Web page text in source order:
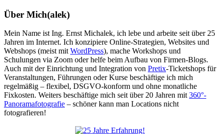
Über Mich(alek)
Mein Name ist Ing. Ernst Michalek, ich lebe und arbeite seit über 25
Jahren im Internet. Ich konzipiere Online-Strategien, Websites und
Webshops (meist mit WordPress), mache Workshops und
Schulungen via Zoom oder helfe beim Aufbau von Firmen-Blogs.
Auch mit der Einrichtung und Integration von Pretix-Ticketshops für
Veranstaltungen, Führungen oder Kurse beschäftige ich mich
regelmäßig – flexibel, DSGVO-konform und ohne monatliche
Fixkosten. Weiters beschäftige mich seit über 20 Jahren mit 360°-
Panoramafotografie – schöner kann man Locations nicht
fotografieren!